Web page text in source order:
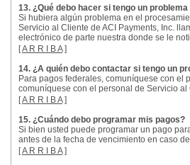
13. ¿Qué debo hacer si tengo un
Si hubiera algún problema en el
Servicio al Cliente de ACI Payments, Inc.
electrónico de parte nuestra donde se le
[A R R I B A]
14. ¿A quién debo contactar si tengo un
Para pagos federales, comuníquese con
comuníquese con el personal de Servicio
[A R R I B A]
15. ¿Cuándo debo programar mis pagos?
Si bien usted puede programar un pago
antes de la fecha de vencimiento en caso
[A R R I B A]